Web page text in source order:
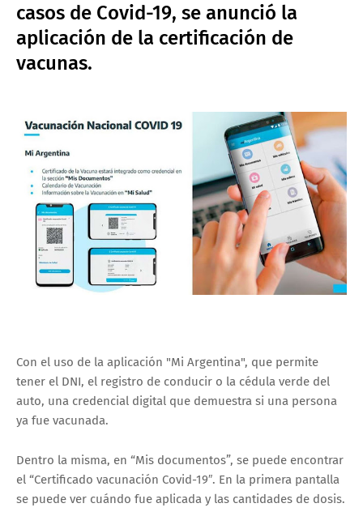
casos de Covid-19, se anunció la
aplicación de la certificación de
vacunas.
Con el uso de la aplicación "Mi Argentina", que permite
tener el DNI, el registro de conducir o la cédula verde del
auto, una credencial digital que demuestra si una persona
ya fue vacunada.
Dentro la misma, en “Mis documentos”, se puede encontrar
el “Certificado vacunación Covid-19″. En la primera pantalla
se puede ver cuándo fue aplicada y las cantidades de dosis.